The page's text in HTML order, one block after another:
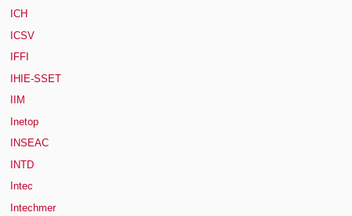
ICH
ICSV
IFFI
IHIE-SSET
IIM
Inetop
INSEAC
INTD
Intec
Intechmer